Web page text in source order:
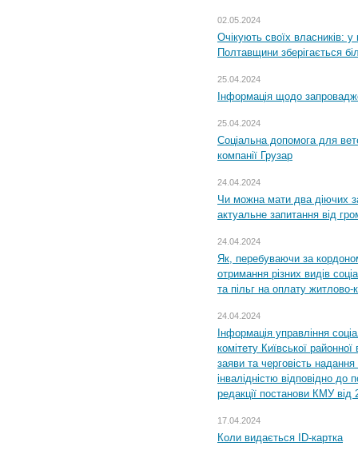
02.05.2024
Очікують своїх власників: у
Полтавщини зберігається
25.04.2024
Інформація щодо
25.04.2024
Соціальна допомога для
компанії Грузар
24.04.2024
Чи можна мати два діючих
актуальне запитання від
24.04.2024
Як, перебуваючи за
отримання різних видів
та пільг на оплату
24.04.2024
Інформація управління
комітету Київської
заяви та черговість надання
інвалідністю відповідно
редакції постанови КМУ
17.04.2024
Коли видається ID-картка